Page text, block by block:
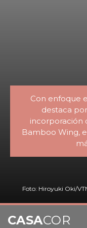
Con enfoque
destaca
incorporación
Bamboo Wing,
Foto: Hiroyuki Oki/
CASACOR